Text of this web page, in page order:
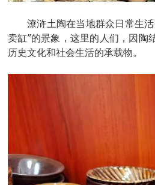
潦浒土陶在当地群众日常生
卖缸”的景象，这里的人们，因陶
历史文化和社会生活的承载物。